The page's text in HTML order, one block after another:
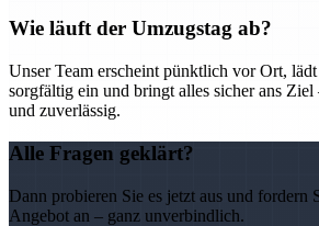
Wie läuft der Umzugstag ab?
Unser Team erscheint pünktlich vor Ort,
sorgfältig ein und bringt alles sicher ans
und zuverlässig.
Alle Fragen geklärt?
Dann probieren Sie es jetzt aus und fordern
Angebot an – ganz unverbindlich.